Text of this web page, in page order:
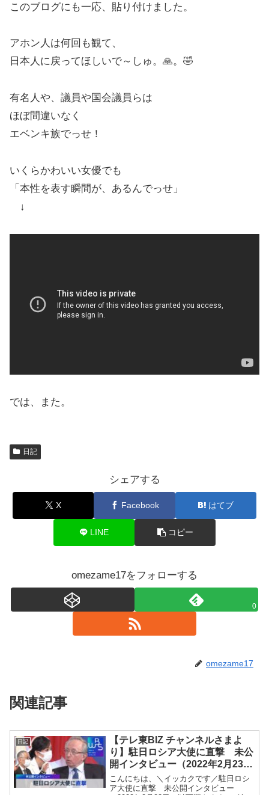
このブログにも一応、貼り付けました。
アホン人は何回も観て、
日本人に戻ってほしいで～しゅ。🙏。🤣
有名人や、議員や国会議員らは
ほぼ間違いなく
エベンキ族でっせ！
いくらかわいい女優でも
「本性を表す瞬間が、あるんでっせ」
↓
では、また。
日記
シェアする
X Facebook はてブ
LINE コピー
omezame17をフォローする
0
omezame17
関連記事
日記
【テレ東BIZ チャンネルさまよ
り】駐日ロシア大使に直撃 未公
開インタビュー（2022年2月23
日）
こんにちは、＼イッカクです／駐日ロシ
ア大使に直撃 未公開インタビュー